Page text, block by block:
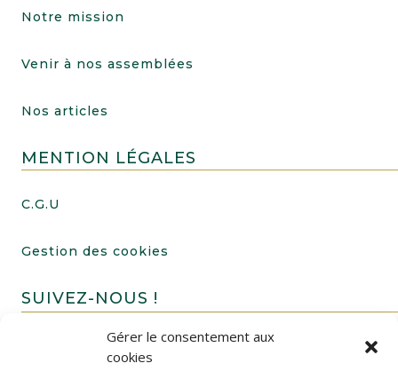
Gérer le consentement aux
cookies
Notre mission
Venir à nos assemblées
Nos articles
MENTION LÉGALES
C.G.U
Gestion des cookies
SUIVEZ-NOUS !